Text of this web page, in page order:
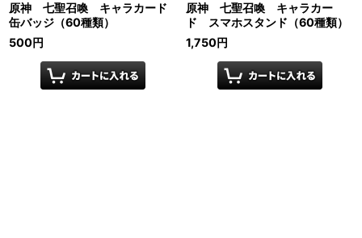
原神 七聖召喚 キャラカード
缶バッジ（60種類）
500円
原神 七聖召喚 キャラカー
ド スマホスタンド（60種類）
1,750円